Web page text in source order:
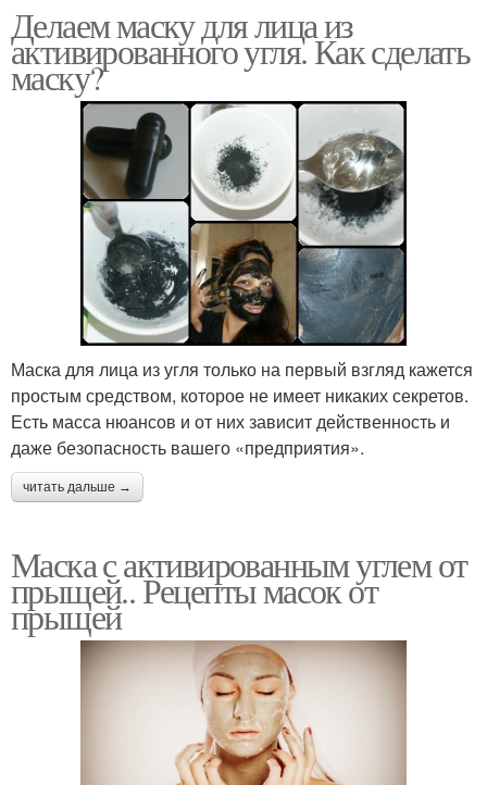
Делаем маску для лица из
активированного угля. Как сделать
маску?
Маска для лица из угля только на первый взгляд кажется
простым средством, которое не имеет никаких секретов.
Есть масса нюансов и от них зависит действенность и
даже безопасность вашего «предприятия».
читать дальше →
Маска с активированным углем от
прыщей.. Рецепты масок от
прыщей